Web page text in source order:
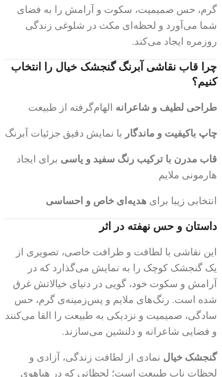
گرم، حس صمیمیت، سکوت و آرامش را به فضای
شما می‌آورد و لحظه‌ای مکث در شلوغی زندگی
روزمره ایجاد می‌کند.
چرا قاب نقاشی آبرنگ گنجشک خیال را انتخاب
کنیم؟
طراحی لطیف و شاعرانه الهام‌گرفته از طبیعت
چاپ باکیفیت و ماندگار با نمایش دقیق جزئیات آبرنگ
قاب مدرن با ترکیب رنگ سفید و یاسی برای ایجاد
هارمونی ملایم
انتخابی زیبا برای هدیه‌ای خاص و احساسی
داستان و حس نهفته در اثر
این نقاشی با لطافت و ظرافت خاصی، تصویری از
یک گنجشک کوچک را به نمایش می‌گذارد که در
آرامش و سکوت خود، گویی در دنیای خیالاتش غرق
شده است. رنگ‌های ملایم و پس‌زمینه‌ی گرم، حس
سادگی، صمیمیت و نزدیکی به طبیعت را القا می‌کنند
و فضایی شاعرانه و دلنشین می‌سازند.
گنجشک خیال نمادی از لطافت زندگی، آزادی و
لحظات ناب طبیعت است؛ لحظاتی که در هیاهوی